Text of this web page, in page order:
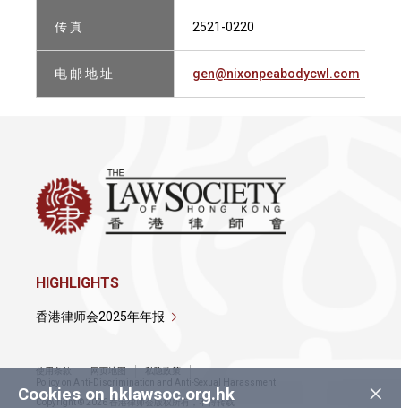
传 真 2521-0220
电 邮 地 址 gen@nixonpeabodycwl.com
×
Cookies on hklawsoc.org.hk
HIGHLIGHTS
香港律师会2025年年报
使用条款 网页地图
私隐政策
Policy on Anti-Discrimination and Anti-Sexual Harassment
Copyright © 2026 香港律师会版权所有，不得转载